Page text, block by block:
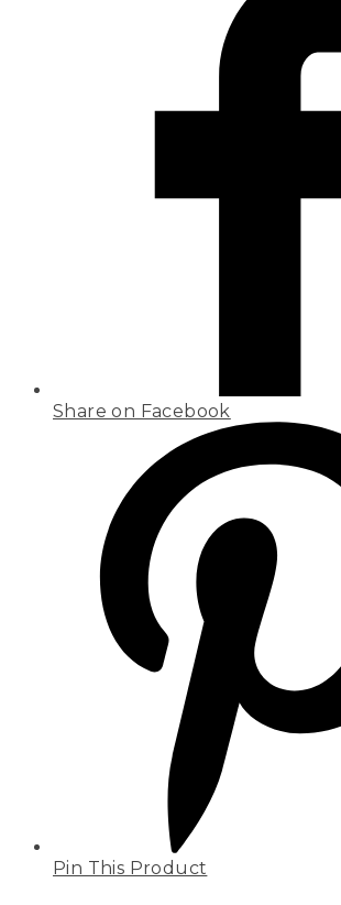
Share on Facebook
Pin This Product